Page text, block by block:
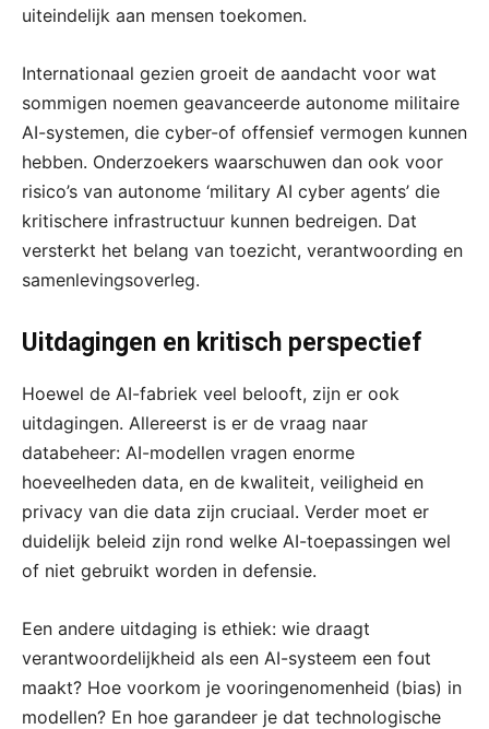
uiteindelijk aan mensen toekomen.
Internationaal gezien groeit de aandacht voor wat
sommigen noemen geavanceerde autonome militaire
AI-systemen, die cyber-of offensief vermogen kunnen
hebben. Onderzoekers waarschuwen dan ook voor
risico’s van autonome ‘military AI cyber agents’ die
kritischere infrastructuur kunnen bedreigen. Dat
versterkt het belang van toezicht, verantwoording en
samenlevingsoverleg.
Uitdagingen en kritisch perspectief
Hoewel de AI-fabriek veel belooft, zijn er ook
uitdagingen. Allereerst is er de vraag naar
databeheer: AI-modellen vragen enorme
hoeveelheden data, en de kwaliteit, veiligheid en
privacy van die data zijn cruciaal. Verder moet er
duidelijk beleid zijn rond welke AI-toepassingen wel
of niet gebruikt worden in defensie.
Een andere uitdaging is ethiek: wie draagt
verantwoordelijkheid als een AI-systeem een fout
maakt? Hoe voorkom je vooringenomenheid (bias) in
modellen? En hoe garandeer je dat technologische